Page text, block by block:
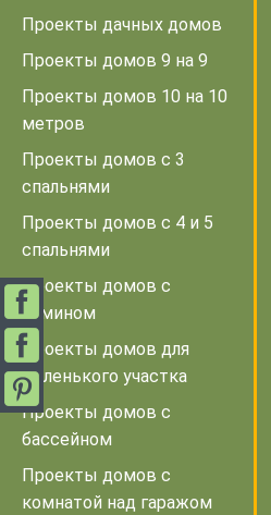
Проекты дачных домов
Проекты домов 9 на 9
Проекты домов 10 на 10
метров
Проекты домов с 3
спальнями
Проекты домов с 4 и 5
спальнями
Проекты домов с
камином
Проекты домов для
маленького участка
Проекты домов с
бассейном
Проекты домов с
комнатой над гаражом